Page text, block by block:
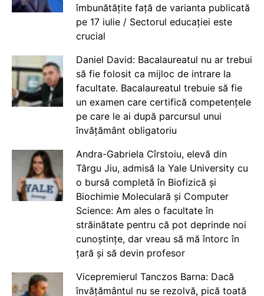
îmbunătățite față de varianta publicată
pe 17 iulie / Sectorul educației este
crucial
Daniel David: Bacalaureatul nu ar trebui
să fie folosit ca mijloc de intrare la
facultate. Bacalaureatul trebuie să fie
un examen care certifică competențele
pe care le ai după parcursul unui
învățământ obligatoriu
Andra-Gabriela Cîrstoiu, elevă din
Târgu Jiu, admisă la Yale University cu
o bursă completă în Biofizică și
Biochimie Moleculară și Computer
Science: Am ales o facultate în
străinătate pentru că pot deprinde noi
cunoștințe, dar vreau să mă întorc în
țară și să devin profesor
Vicepremierul Tanczos Barna: Dacă
învățământul nu se rezolvă, pică toată